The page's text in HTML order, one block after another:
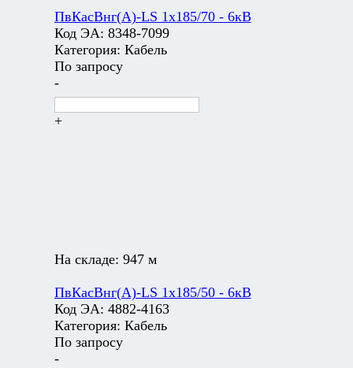
ПвКасВнг(А)-LS 1х185/70 - 6кВ
Код ЭА: 8348-7099
Категория: Кабель
По запросу
-
+
На складе: 947 м
ПвКасВнг(А)-LS 1х185/50 - 6кВ
Код ЭА: 4882-4163
Категория: Кабель
По запросу
-